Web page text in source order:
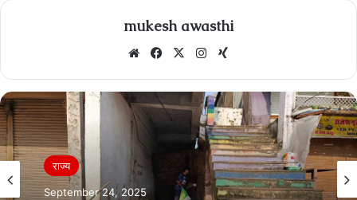
mukesh awasthi
WebsiteFacebook
X Instagram
राज्य
Breaking News